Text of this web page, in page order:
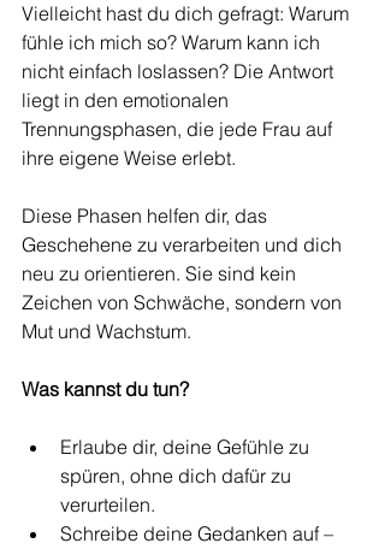
Vielleicht hast du dich gefragt: Warum
fühle ich mich so? Warum kann ich
nicht einfach loslassen? Die Antwort
liegt in den emotionalen
Trennungsphasen, die jede Frau auf
ihre eigene Weise erlebt.
Diese Phasen helfen dir, das
Geschehene zu verarbeiten und dich
neu zu orientieren. Sie sind kein
Zeichen von Schwäche, sondern von
Mut und Wachstum.
Was kannst du tun?
Erlaube dir, deine Gefühle zu
spüren, ohne dich dafür zu
verurteilen.
Schreibe deine Gedanken auf –